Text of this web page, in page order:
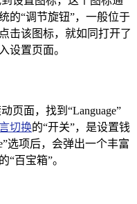
的“调节旋钮”，一般位于
击该图标，就如同打开了
设置页面。
页面，找到“Language”
切换的“开关”，是设置钱
选项后，会弹出一个丰富
“百宝箱”。